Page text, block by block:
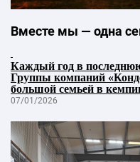
Вместе мы — одна
Каждый год в
Группы компаний
большой семьей в
07/01/2026